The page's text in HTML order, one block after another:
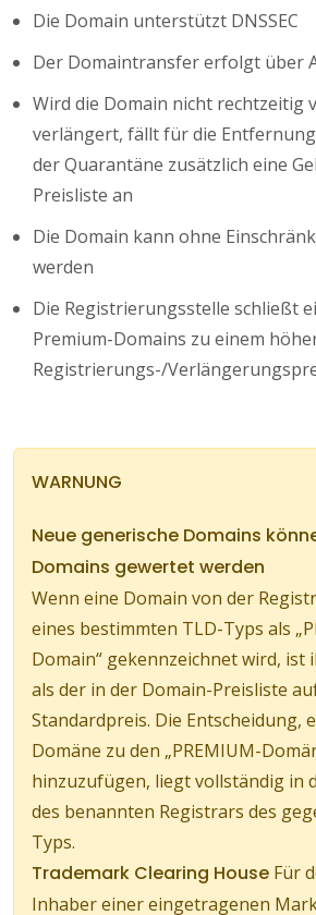
Die Domain unterstützt DNSSEC
Der Domaintransfer erfolgt über
Wird die Domain nicht rechtzeitig
verlängert, fällt für die
der Quarantäne zusätzlich eine
Preisliste an
Die Domain kann ohne
werden
Die Registrierungsstelle schließt
Premium-Domains zu einem
Registrierungs-/
WARNUNG
Neue generische Domains
Domains gewertet werden
Wenn eine Domain von der
eines bestimmten TLD-Typs als
Domain“ gekennzeichnet wird, ist
als der in der Domain-Preisliste
Standardpreis. Die Entscheidung,
Domäne zu den „PREMIUM-
hinzuzufügen, liegt vollständig in
des benannten Registrars des
Typs.
Trademark Clearing House Für
Inhaber einer eingetragenen